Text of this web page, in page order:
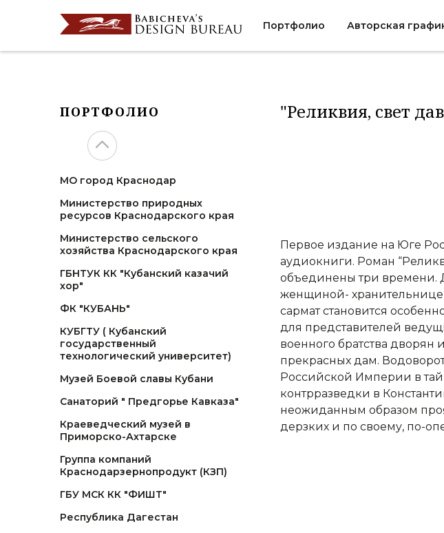
Портфолио Авторская
ПОРТФОЛИО
МО город Краснодар
Министерство природных
ресурсов Краснодарского края
Министерство сельского
хозяйства Краснодарского края
ГБНТУК КК "Кубанский казачий
хор"
ФК "КУБАНЬ"
КУБГТУ ( Кубанский
государственный
технологический университет)
Музей Боевой славы Кубани
Санаторий " Предгорье Кавказа"
Краеведческий музей в
Приморско-Ахтарске
Группа компаний
Краснодарзернопродукт (КЗП)
ГБУ МСК КК "ФИШТ"
Республика Дагестан
"Реликвия, свет
Первое издание на Юге
аудиокниги. Роман
объединены три времени.
женщиной-
сармат становится
для представителей
военного братства
прекрасных дам.
Российской Империи в
контрразведки в
неожиданным образом
дерзких и по своему, по-